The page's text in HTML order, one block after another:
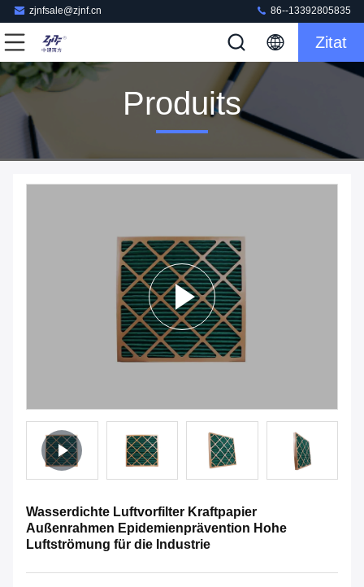
zjnfsale@zjnf.cn 86--13392805835
Zitat
Produits
Wasserdichte Luftvorfilter Kraftpapier
Außenrahmen Epidemienprävention Hohe
Luftströmung für die Industrie